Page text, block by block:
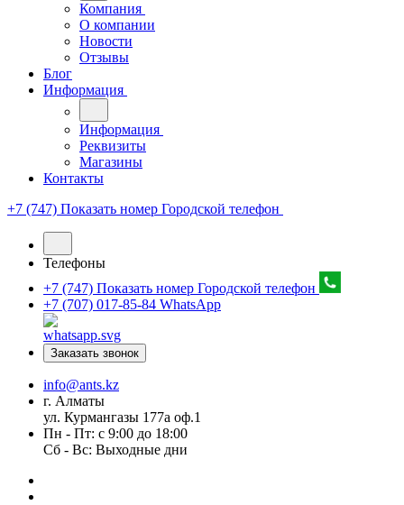
Компания
О компании
Новости
Отзывы
Блог
Информация
Информация
Реквизиты
Магазины
Контакты
+7 (747) Показать номер Городской телефон
Телефоны
+7 (747) Показать номер Городской телефон
+7 (707) 017-85-84 WhatsApp
Заказать звонок
info@ants.kz
г. Алматы
ул. Курмангазы 177а оф.1
Пн - Пт: с 9:00 до 18:00
Сб - Вс: Выходные дни